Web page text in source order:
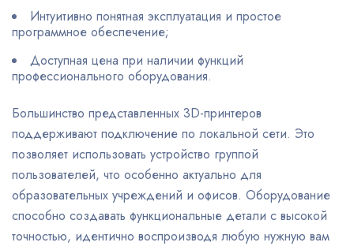
Интуитивно понятная эксплуатация и простое
программное обеспечение;
Доступная цена при наличии функций
профессионального оборудования.
Большинство представленных 3D-принтеров
поддерживают подключение по локальной сети. Это
позволяет использовать устройство группой
пользователей, что особенно актуально для
образовательных учреждений и офисов. Оборудование
способно создавать функциональные детали с высокой
точностью, идентично воспроизводя любую нужную вам